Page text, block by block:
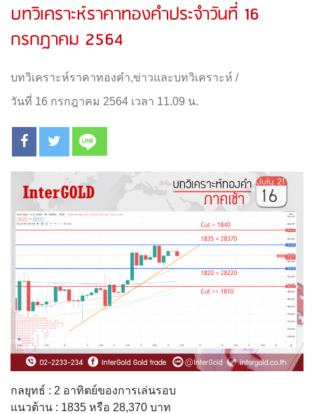
บทวิเคราะห์ราคาทองคำประจำวันที่ 16
กรกฎาคม 2564
บทวิเคราะห์ราคาทองคำ,ข่าวและบทวิเคราะห์ /
วันที่ 16 กรกฎาคม 2564 เวลา 11.09 น.
กลยุทธ์ : 2 อาทิตย์ของการเล่นรอบ
แนวต้าน : 1835 หรือ 28,370 บาท